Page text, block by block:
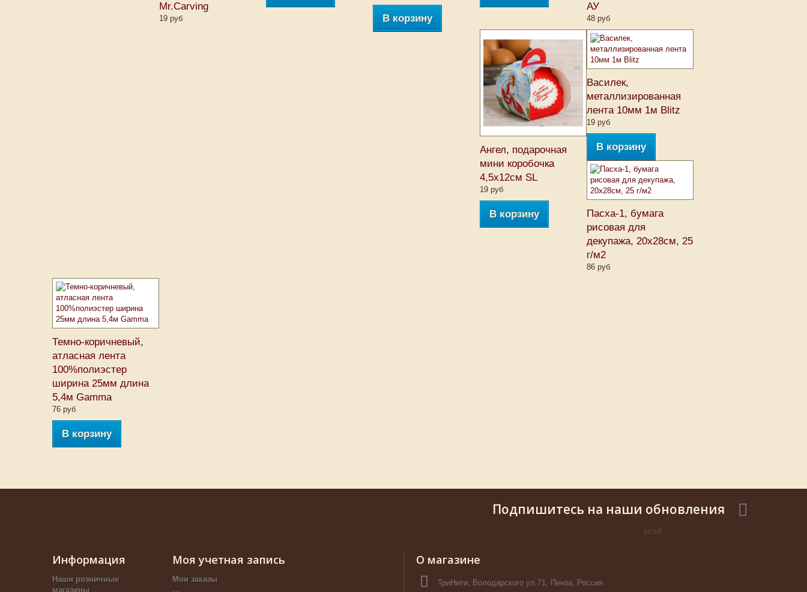
Mr.Carving
19 руб В корзину
АУ
48 руб
Ангел, подарочная
мини коробочка
4,5х12см SL
19 руб
В корзину
Василек,
металлизированная
лента 10мм 1м Blitz
19 руб
В корзину
Пасха-1, бумага
рисовая для
декупажа, 20х28см, 25
г/м2
86 руб
Темно-коричневый,
атласная лента
100%полиэстер
ширина 25мм длина
5,4м Gamma
76 руб
В корзину
Подпишитесь на наши обновления
Информация
Наши розничные
магазины
Моя учетная запись
Мои заказы
О магазине
ТриНити, Володарского ул.71, Пенза, Россия
scroll